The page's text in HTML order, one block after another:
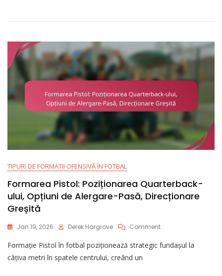
TIPURI DE FORMATII OFENSIVĂ ÎN FOTBAL
Formarea Pistol: Poziționarea Quarterback-
ului, Opțiuni de Alergare-Pasă, Direcționare
Greșită
Jan 19, 2026 Derek Hargrove CommentOn
Pistol:
Formație Pistol în fotbal poziționează strategic fundașul la
câțiva metri în spatele centrului, creând un